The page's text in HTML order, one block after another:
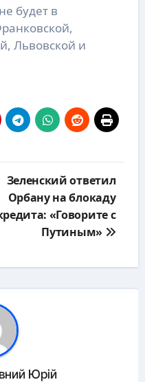
будет в
Львовской и
Зеленский ответил
Орбану на блокаду
«Говорите с
Путиным»
Юрій